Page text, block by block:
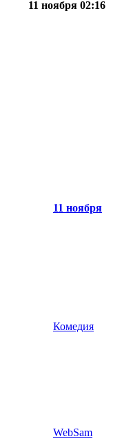
11 ноября 02:16
11 ноября
Комедия
WebSam